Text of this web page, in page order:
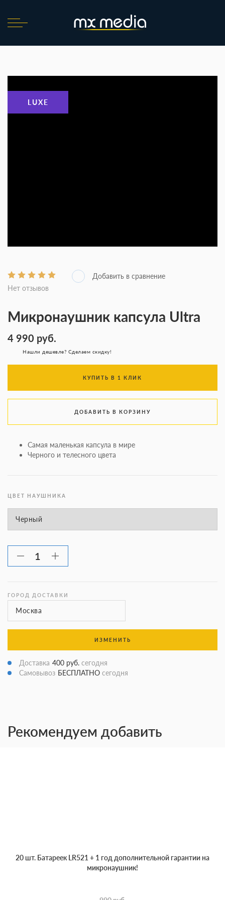
Нет отзывов
Микронаушник капсула Ultra
4 990 руб.
Нашли дешевле? Сделаем скидку!
КУПИТЬ В 1 КЛИК
ДОБАВИТЬ В КОРЗИНУ
Самая маленькая капсула в мире
Черного и телесного цвета
ЦВЕТ НАУШНИКА
ГОРОД ДОСТАВКИ
ИЗМЕНИТЬ
Доставка 400 руб. сегодня
Самовывоз БЕСПЛАТНО сегодня
Рекомендуем добавить
20 шт. Батареек LR521 + 1 год дополнительной гарантии на
микронаушник!